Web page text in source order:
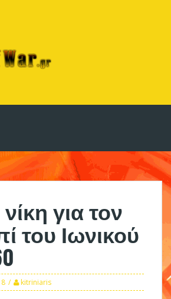
για τον
του Ιωνικού
kitriniaris